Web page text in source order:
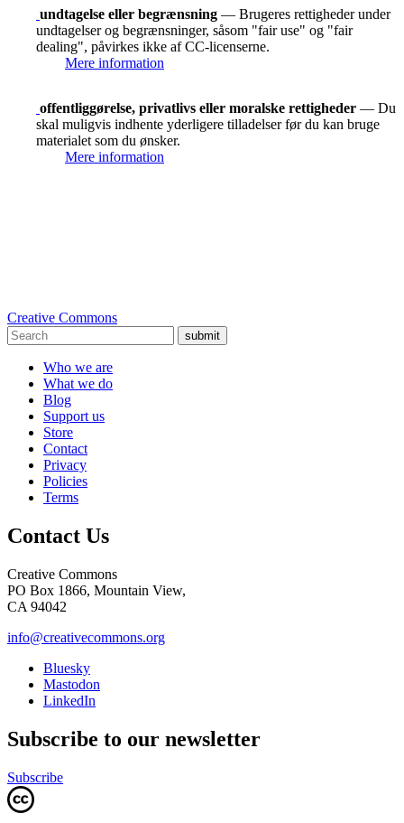
undtagelse eller begrænsning — Brugeres rettigheder under
undtagelser og begrænsninger, såsom "fair use" og "fair
dealing", påvirkes ikke af CC-licenserne.
Mere information
offentliggørelse, privatlivs eller moralske rettigheder — Du
skal muligvis indhente yderligere tilladelser før du kan bruge
materialet som du ønsker.
Mere information
Creative Commons
submit
Who we are
What we do
Blog
Support us
Store
Contact
Privacy
Policies
Terms
Contact Us
Creative Commons
PO Box 1866, Mountain View,
CA 94042
info@creativecommons.org
Bluesky
Mastodon
LinkedIn
Subscribe to our newsletter
Subscribe